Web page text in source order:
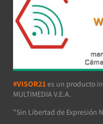
#VISOR21 es un producto
MULTIMEDIA V.E.A.
"Sin Libertad de Expresión